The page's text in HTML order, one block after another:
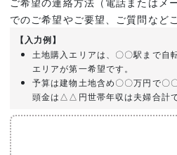
でのご希望やご要望、ご質問など
【入力例】
土地購入エリアは、〇〇駅まで自
エリアが第一希望です。
予算は建物土地含め〇〇万円で〇
頭金は△△円世帯年収は夫婦合計